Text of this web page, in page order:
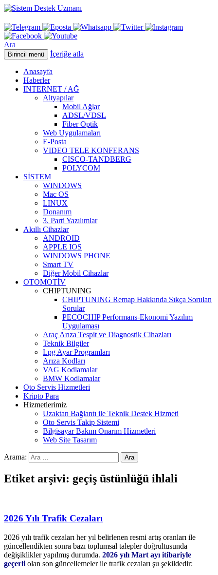
Ara
Birincil menü İçeriğe atla
Anasayfa
Haberler
INTERNET / AĞ
Altyapılar
Mobil Ağlar
ADSL/VDSL
Fiber Optik
Web Uygulamaları
E-Posta
VIDEO TELE KONFERANS
CISCO-TANDBERG
POLYCOM
SİSTEM
WINDOWS
Mac OS
LINUX
Donanım
3. Parti Yazılımlar
Akıllı Cihazlar
ANDROID
APPLE IOS
WINDOWS PHONE
Smart TV
Diğer Mobil Cihazlar
OTOMOTİV
CHIPTUNING
CHIPTUNING Remap Hakkında Sıkça Sorulan
Sorular
PECOCHIP Performans-Ekonomi Yazılım
Uygulaması
Araç Arıza Tespit ve Diagnostik Cihazları
Teknik Bilgiler
Lpg Ayar Programları
Arıza Kodları
VAG Kodlamalar
BMW Kodlamalar
Oto Servis Hizmetleri
Kripto Para
Hizmetlerimiz
Uzaktan Bağlantı ile Teknik Destek Hizmeti
Oto Servis Takip Sistemi
Bilgisayar Bakım Onarım Hizmetleri
Web Site Tasarım
Arama:
Etiket arşivi: geçiş üstünlüğü ihlali
2026 Yılı Trafik Cezaları
2026 yılı trafik cezaları her yıl belirlenen resmi artış oranları ile
güncellendikten sonra bazı toplumsal talepler doğrultusunda
değişiklikler yapılmış durumda. 2026 yılı Mart ayı itibariyle
geçerli olan son güncellemeler ile trafik cezaları şu şekildedir: